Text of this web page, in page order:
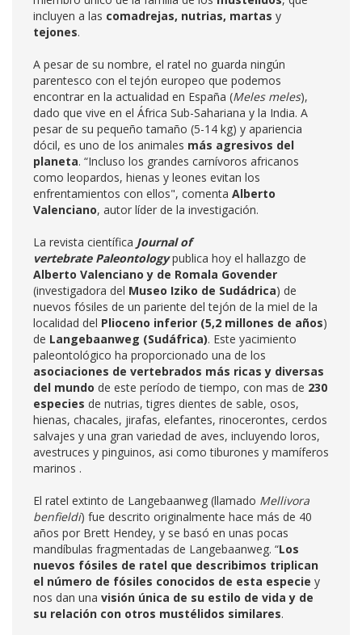
incluyen a las comadrejas, nutrias, martas y
tejones.
A pesar de su nombre, el ratel no guarda ningún
parentesco con el tejón europeo que podemos
encontrar en la actualidad en España (Meles meles),
dado que vive en el África Sub-Sahariana y la India. A
pesar de su pequeño tamaño (5-14 kg) y apariencia
dócil, es uno de los animales más agresivos del
planeta. “Incluso los grandes carnívoros africanos
como leopardos, hienas y leones evitan los
enfrentamientos con ellos", comenta Alberto
Valenciano, autor líder de la investigación.
La revista científica Journal of
vertebrate Paleontologypublica hoy el hallazgo de
Alberto Valenciano y de Romala Govender
(investigadora del Museo Iziko de Sudádrica) de
nuevos fósiles de un pariente del tejón de la miel de la
localidad del Plioceno inferior (5,2 millones de años)
de Langebaanweg (Sudáfrica). Este yacimiento
paleontológico ha proporcionado una de los
asociaciones de vertebrados más ricas y diversas
del mundo de este período de tiempo, con mas de 230
especies de nutrias, tigres dientes de sable, osos,
hienas, chacales, jirafas, elefantes, rinocerontes, cerdos
salvajes y una gran variedad de aves, incluyendo loros,
avestruces y pinguinos, asi como tiburones y mamíferos
marinos .
El ratel extinto de Langebaanweg (llamado Mellivora
benfieldi) fue descrito originalmente hace más de 40
años por Brett Hendey, y se basó en unas pocas
mandíbulas fragmentadas de Langebaanweg. “Los
nuevos fósiles de ratel que describimos triplican
el número de fósiles conocidos de esta especie y
nos dan una visión única de su estilo de vida y de
su relación con otros mustélidos similares.